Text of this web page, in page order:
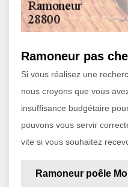
Ramoneur pas
Si vous réalisez une
nous croyons que vous
insuffisance budgétaire
pouvons vous servir
vite si vous souhaitez
Ramoneur poêle